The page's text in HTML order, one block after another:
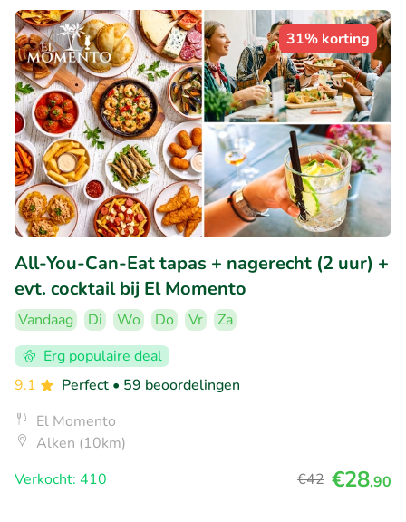
31% korting
All-You-Can-Eat tapas + nagerecht (2 uur) +
evt. cocktail bij El Momento
Vandaag Di Wo Do Vr
Za
Erg populaire deal
9.1
Perfect • 59 beoordelingen
El Momento
Alken (10km)
Verkocht: 410
€42 €28,90